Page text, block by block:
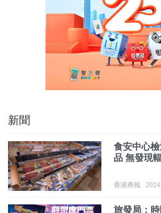
新聞
食安中心
品 無發現
香港商報
旅發局：